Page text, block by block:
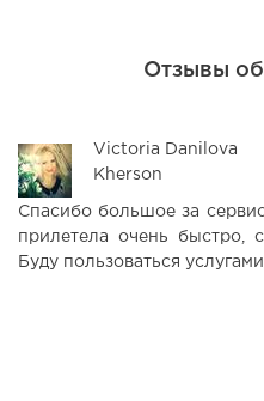
Отзывы
Victoria Danilova
Kherson
Спасибо большое за
прилетела очень быстро,
Буду пользоваться